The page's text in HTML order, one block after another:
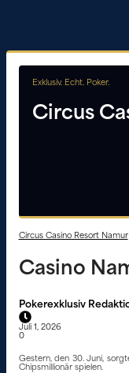
Exklusiv. Echt. Poker.
Circus
Circus Casino Resort Namur
Casino
Pokerexklusiv
Juli 1, 2026
0
Gestern, den 30. Juni,
Chipsmillionär spielen.